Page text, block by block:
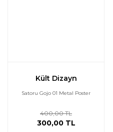
Kült Dizayn
Satoru Gojo 01 Metal Poster
400,00 TL
300,00 TL